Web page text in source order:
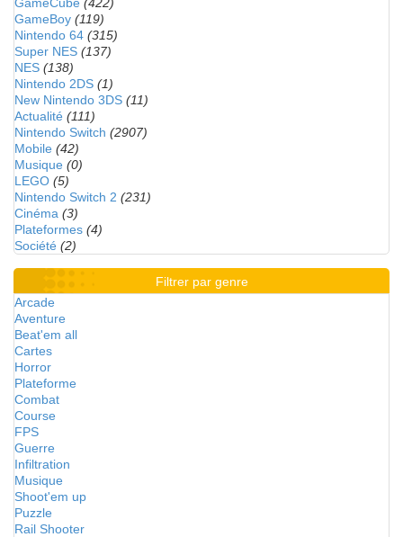
GameBoy (119)
Nintendo 64 (315)
Super NES (137)
NES (138)
Nintendo 2DS (1)
New Nintendo 3DS (11)
Actualité (111)
Nintendo Switch (2907)
Mobile (42)
Musique (0)
LEGO (5)
Nintendo Switch 2 (231)
Cinéma (3)
Plateformes (4)
Société (2)
Filtrer par genre
Arcade
Aventure
Beat'em all
Cartes
Horror
Plateforme
Combat
Course
FPS
Guerre
Infiltration
Musique
Shoot'em up
Puzzle
Rail Shooter